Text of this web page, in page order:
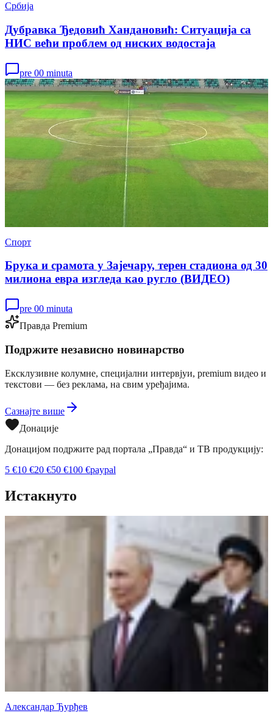
Србија
Дубравка Ђедовић Хандановић: Ситуација са
НИС већи проблем од ниских водостаја
pre 00 minuta
Спорт
Брука и срамота у Зајечару, терен стадиона од 30
милиона евра изгледа као ругло (ВИДЕО)
pre 00 minuta
Правда Premium
Подржите независно новинарство
Ексклузивне колумне, специјални интервјуи, premium видео и
текстови — без реклама, на свим уређајима.
Сазнајте више
Донације
Донацијом подржите рад портала „Правда“ и ТВ продукцију:
5 €10 €20 €50 €100 €paypal
Истакнуто
Александар Ђурђев